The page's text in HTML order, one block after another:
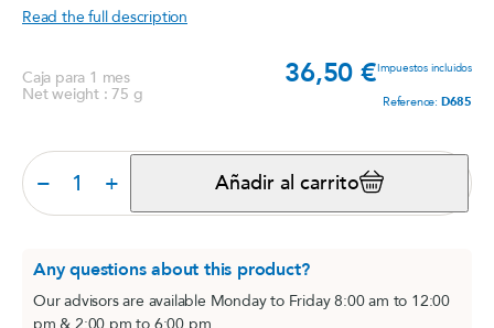
Read the full description
Caja para 1 mes
Net weight : 75 g
36,50 €Impuestos incluidos
Reference: D685
− + Añadir al carrito
Any questions about this product?
Our advisors are available Monday to Friday 8:00 am to 12:00